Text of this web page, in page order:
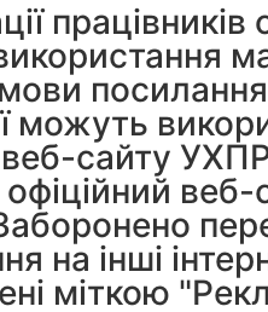
можуть
веб-сайту
веб-
на інші
міткою